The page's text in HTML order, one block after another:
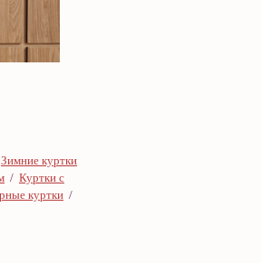
Зимние куртки
/ Куртки с
куртки /